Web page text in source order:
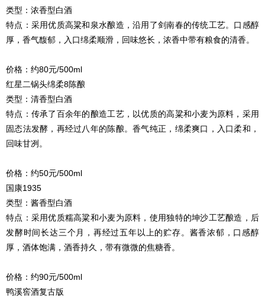
类型：浓香型白酒
特点：采用优质高粱和泉水酿造，沿用了剑南春的传统工艺。口感醇
厚，香气馥郁，入口绵柔顺滑，回味悠长，浓香中带有粮食的清香。
价格：约80元/500ml
红星二锅头绵柔8陈酿
类型：清香型白酒
特点：传承了百余年的酿造工艺，以优质的高粱和小麦为原料，采用
固态法发酵，再经过八年的陈酿。香气纯正，绵柔爽口，入口柔和，
回味甘冽。
价格：约50元/500ml
国康1935
类型：酱香型白酒
特点：采用优质糯高粱和小麦为原料，使用独特的坤沙工艺酿造，后
发酵时间长达三个月，再经过五年以上的贮存。酱香浓郁，口感醇
厚，酒体饱满，酒香持久，带有微微的焦糖香。
价格：约90元/500ml
鸭溪窖酒复古版